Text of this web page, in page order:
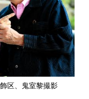
区、鬼室黎撮影